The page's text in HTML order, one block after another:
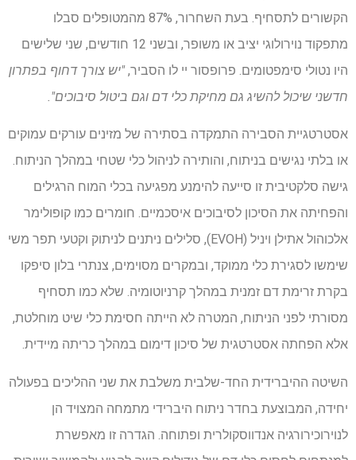
הקשורים לתסחיף. בעת השחרור, 87% מהמטופלים סבלו
מתפקוד נוירולוגי יציב או משופר, ובשני 12 חודשים, שני שלישים
היו נטולי סימפטומים. פרופסור יי לו הסביר,"יש צורך דחוף בפתרון
חדשני שיכול להשיג גם מחיקת כלי דם וגם ביטול סיבוכים".
אסטרטגיית הסבירה התמקדה בסתירה של מזינים עורקים עמוקים
או בלתי נגישים בניתוח, והותירה לניהול כלי שטחי במהלך הניתוח.
גישה סלקטיבית זו סייעה להימנע מפגיעה בכלי המוח הרגילים
והפחיתה את הסיכון לסיבוכים איסכמיים. חומרים כמו קופולימר
אלכוהול אתילן ויניל (EVOH), סלילים ניתנים לניתוק וקטעי תפר משי
שימשו לסגירת כלי ממוקד, ובמקרים מסוימים, צנתרי בלון סיפקו
בקרת זרימת דם זמנית במהלך קרניוטומיה. שלא כמו תסחיף
מסורתי לפני הניתוח, המטרה לא הייתה חסימת כלי שיט מוחלטת,
אלא הפחתה אסטרטגית של סיכון דימום במהלך כריתה מיידית.
השיטה ההיברידית החד-שלבית משלבת את שני ההליכים בפעולה
יחידה, המבוצעת בחדר ניתוח היברידי מתמחה המצויד הן
לנוירוכירורגיה אנדווסקולרית ופתוחה. הגדרה זו מאפשרת